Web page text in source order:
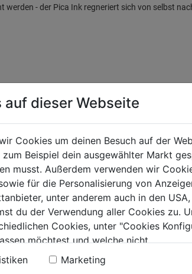
werden - der Pica Ink regneriert sich von selbst
DIESER KATEGORIE
auf dieser Webseite
Cookies um deinen Besuch auf der
Beispiel dein ausgewählter Markt
musst. Außerdem verwenden wir
für die Personalisierung von
unter anderem auch in den
du der Verwendung aller Cookies zu.
Cookies, unter "Cookies
möchtest und welche nicht.
Marketing